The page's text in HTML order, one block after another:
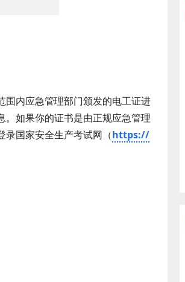
围内应急管理部门颁发的电工证进
如果你的证书是由正规应急管理
录国家安全生产考试网（https://